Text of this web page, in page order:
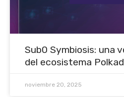
Sub0 Symbiosis: una
del ecosistema
noviembre 20, 2025